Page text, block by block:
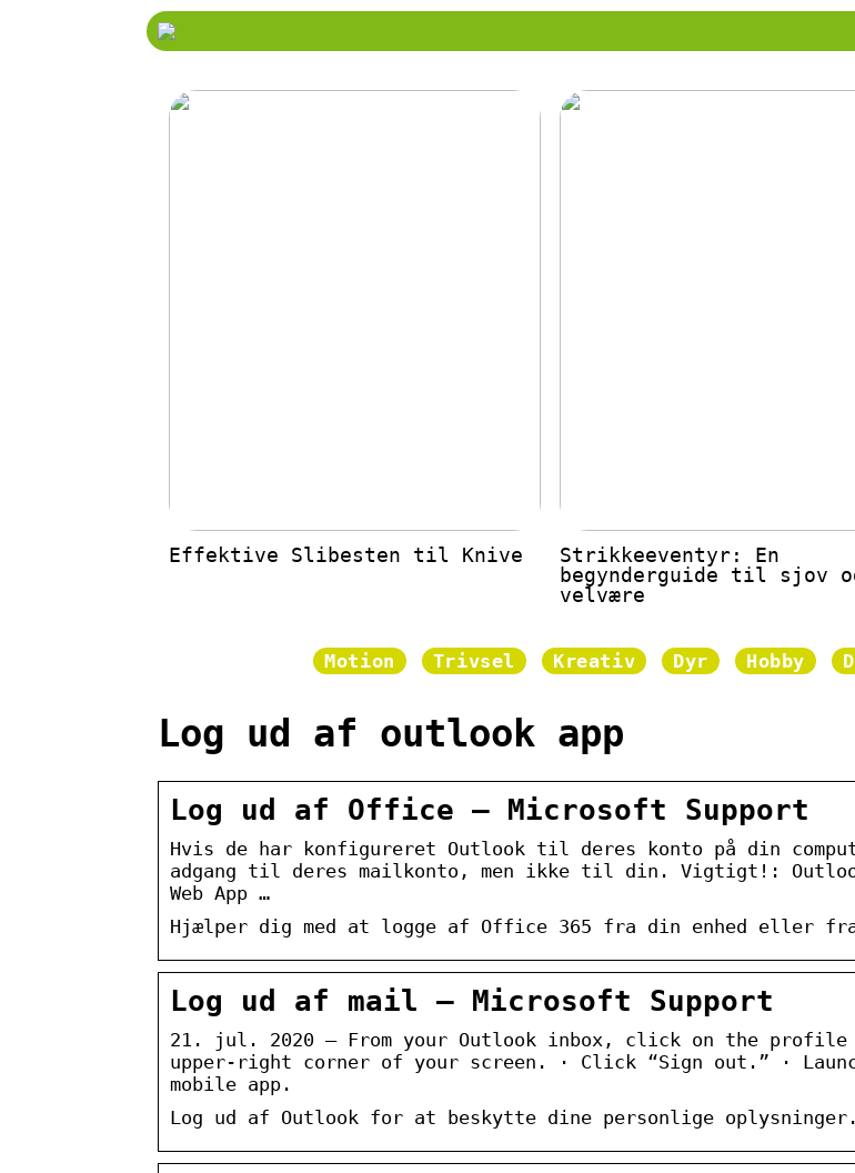
Effektive Slibesten til Knive
Strikkeeventyr: En
begynderguide til sjov
velvære
Motion Trivsel Kreativ Dyr Hobby
Log ud af outlook app
Log ud af Office – Microsoft Support
Hvis de har konfigureret Outlook til deres konto på din
adgang til deres mailkonto, men ikke til din. Vigtigt!:
Web App …
Hjælper dig med at logge af Office 365 fra din enhed eller
Log ud af mail – Microsoft Support
21. jul. 2020 — From your Outlook inbox, click on the
upper-right corner of your screen. · Click “Sign out.” ·
mobile app.
Log ud af Outlook for at beskytte dine personlige oplysninger.